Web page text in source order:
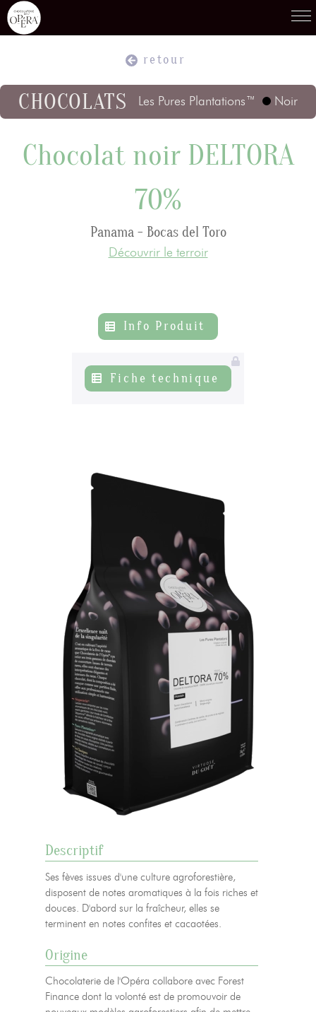
Produits
Recettes
Savoir-Faire
Témoignages
Actualités
+ 33 4 90 87 00 10
// info@chocolateriedelopera.com
s’inscrire à notre NEWSLETTER
retour
CHOCOLATS Les Pures Plantations™ Noir
Chocolat noir DELTORA
70%
Panama - Bocas del Toro
Découvrir le terroir
Info Produit
Fiche technique
Descriptif
Ses fèves issues d'une culture agroforestière,
disposent de notes aromatiques à la fois riches et
douces. D'abord sur la fraîcheur, elles se
terminent en notes confites et cacaotées.
Origine
Chocolaterie de l'Opéra collabore avec Forest
Finance dont la volonté est de promouvoir de